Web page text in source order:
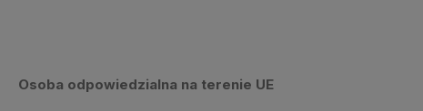
Osoba odpowiedzialna na terenie UE